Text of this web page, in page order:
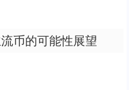
币的可能性展望